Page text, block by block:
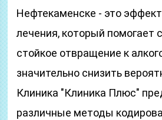
Нефтекаменске - это
лечения, который помогает
стойкое отвращение к
значительно снизить
Клиника "Клиника Плюс"
различные методы